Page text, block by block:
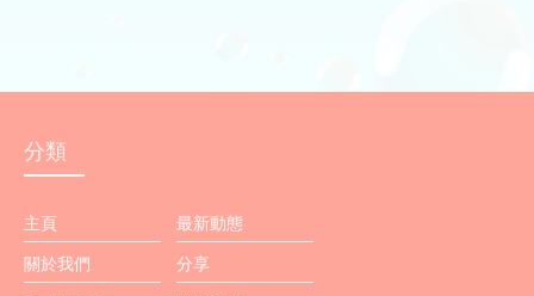
分類
主頁 最新動態
關於我們 分享